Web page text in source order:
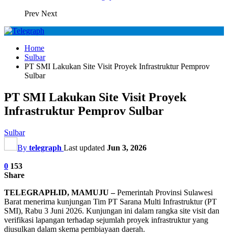
Prev Next
Home
Sulbar
PT SMI Lakukan Site Visit Proyek Infrastruktur Pemprov
Sulbar
PT SMI Lakukan Site Visit Proyek
Infrastruktur Pemprov Sulbar
Sulbar
By telegraph Last updated Jun 3, 2026
0 153
Share
TELEGRAPH.ID, MAMUJU –Pemerintah Provinsi Sulawesi
Barat menerima kunjungan Tim PT Sarana Multi Infrastruktur (PT
SMI), Rabu 3 Juni 2026. Kunjungan ini dalam rangka site visit dan
verifikasi lapangan terhadap sejumlah proyek infrastruktur yang
diusulkan dalam skema pembiayaan daerah.